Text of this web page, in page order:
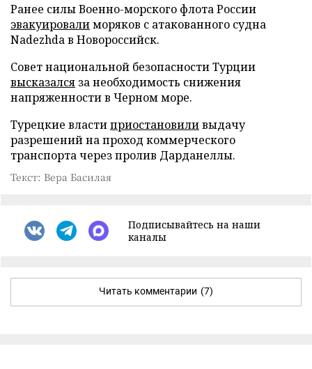
Ранее силы Военно-морского флота России
эвакуировалиморяков с атакованного судна
Nadezhda в Новороссийск.
Совет национальной безопасности Турции
высказался за необходимость снижения
напряженности в Черном море.
Турецкие властиприостановиливыдачу
разрешений на проход коммерческого
транспорта через пролив Дарданеллы.
Текст: Вера Басилая
Подписывайтесь на наши
каналы
Читать комментарии (7)